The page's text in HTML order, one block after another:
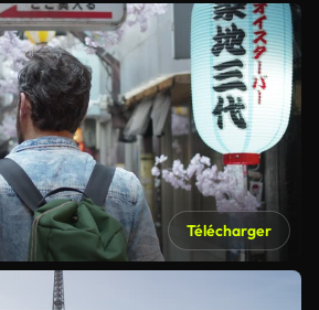
Télécharger